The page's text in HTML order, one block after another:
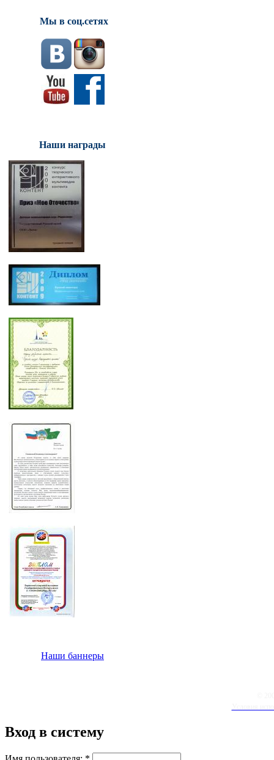
Мы в соц.сетях
Наши награды
Наши баннеры
Вход в систему